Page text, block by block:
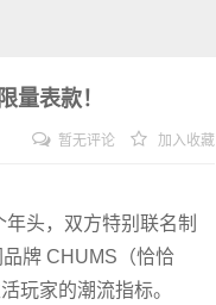
量表款！
暂无评论 加入收藏
头，双方特别联名制
牌 CHUMS（恰恰
玩家的潮流指标。